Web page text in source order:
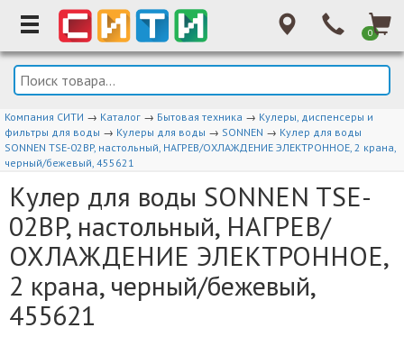
0
Компания СИТИ → Каталог → Бытовая техника → Кулеры, диспенсеры и
фильтры для воды → Кулеры для воды → SONNEN → Кулер для воды
SONNEN TSE-02BP, настольный, НАГРЕВ/ОХЛАЖДЕНИЕ ЭЛЕКТРОННОЕ, 2 крана,
черный/бежевый, 455621
Кулер для воды SONNEN TSE-
02BP, настольный, НАГРЕВ/
ОХЛАЖДЕНИЕ ЭЛЕКТРОННОЕ,
2 крана, черный/бежевый,
455621